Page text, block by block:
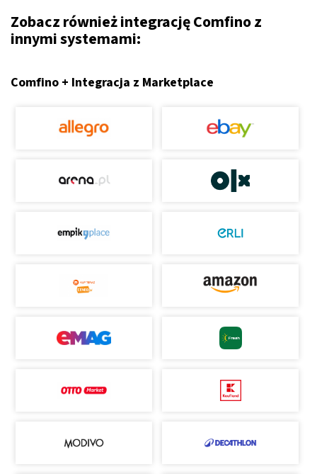
Zobacz również integrację Comfino z
innymi systemami:
Comfino + Integracja z Marketplace